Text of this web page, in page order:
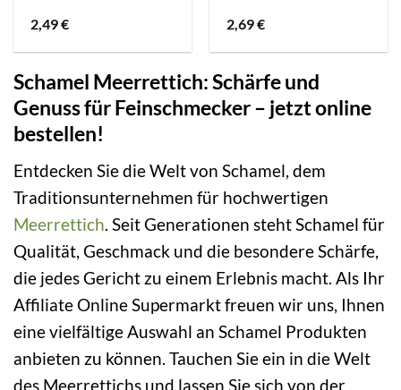
2,49€
2,69€
Schamel Meerrettich: Schärfe und
Genuss für Feinschmecker – jetzt online
bestellen!
Entdecken Sie die Welt von Schamel, dem
Traditionsunternehmen für hochwertigen
Meerrettich. Seit Generationen steht Schamel für
Qualität, Geschmack und die besondere Schärfe,
die jedes Gericht zu einem Erlebnis macht. Als Ihr
Affiliate Online Supermarkt freuen wir uns, Ihnen
eine vielfältige Auswahl an Schamel Produkten
anbieten zu können. Tauchen Sie ein in die Welt
des Meerrettichs und lassen Sie sich von der